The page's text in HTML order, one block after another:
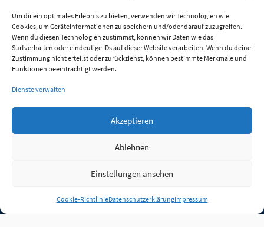
Um dir ein optimales Erlebnis zu bieten, verwenden wir Technologien wie
Cookies, um Geräteinformationen zu speichern und/oder darauf zuzugreifen.
Wenn du diesen Technologien zustimmst, können wir Daten wie das
Surfverhalten oder eindeutige IDs auf dieser Website verarbeiten. Wenn du deine
Zustimmung nicht erteilst oder zurückziehst, können bestimmte Merkmale und
Funktionen beeinträchtigt werden.
Dienste verwalten
Akzeptieren
Ablehnen
Einstellungen ansehen
Cookie-RichtlinieDatenschutzerklärungImpressum
Anmelden
Jobs Partner FAQ Quellen